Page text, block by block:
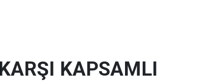
KAPSAMLI